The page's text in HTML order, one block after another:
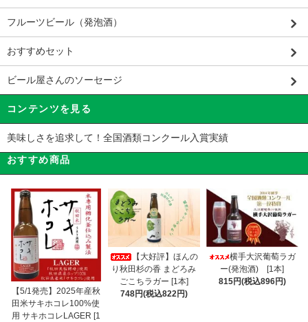
フルーツビール（発泡酒）
おすすめセット
ビール屋さんのソーセージ
コンテンツを見る
美味しさを追求して！全国酒類コンクール入賞実績
おすすめ商品
【5/1発売】2025年産秋
田米サキホコレ100%使
用 サキホコレLAGER [1
【大好評】ほんの
り秋田杉の香 まどろみ
ごこちラガー [1本]
748円(税込822円)
横手大沢葡萄ラガ
ー(発泡酒) [1本]
815円(税込896円)